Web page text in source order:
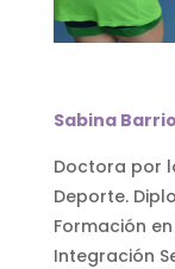
Sabina
Doctora por
Deporte.
Formación
Integración